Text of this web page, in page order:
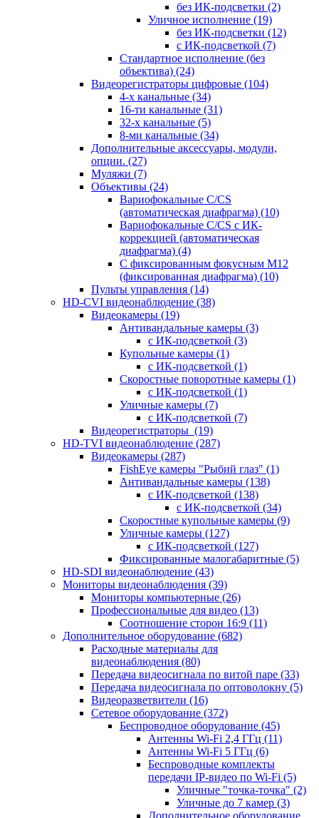
без ИК-подсветки (2)
Уличное исполнение (19)
без ИК-подсветки (12)
с ИК-подсветкой (7)
Стандартное исполнение (без
объектива) (24)
Видеорегистраторы цифровые (104)
4-х канальные (34)
16-ти канальные (31)
32-х канальные (5)
8-ми канальные (34)
Дополнительные аксессуары, модули,
опции. (27)
Муляжи (7)
Объективы (24)
Вариофокальные C/CS
(автоматическая диафрагма) (10)
Вариофокальные C/CS с ИК-
коррекцией (автоматическая
диафрагма) (4)
С фиксированным фокусным М12
(фиксированная диафрагма) (10)
Пульты управления (14)
HD-CVI видеонаблюдение (38)
Видеокамеры (19)
Антивандальные камеры (3)
с ИК-подсветкой (3)
Купольные камеры (1)
с ИК-подсветкой (1)
Скоростные поворотные камеры (1)
с ИК-подсветкой (1)
Уличные камеры (7)
с ИК-подсветкой (7)
Видеорегистраторы (19)
HD-TVI видеонаблюдение (287)
Видеокамеры (287)
FishEye камеры "Рыбий глаз" (1)
Антивандальные камеры (138)
с ИК-подсветкой (138)
с ИК-подсветкой (34)
Скоростные купольные камеры (9)
Уличные камеры (127)
с ИК-подсветкой (127)
Фиксированные малогабаритные (5)
HD-SDI видеонаблюдение (43)
Мониторы видеонаблюдения (39)
Мониторы компьютерные (26)
Профессиональные для видео (13)
Соотношение сторон 16:9 (11)
Дополнительное оборудование (682)
Расходные материалы для
видеонаблюдения (80)
Передача видеосигнала по витой паре (33)
Передача видеосигнала по оптоволокну (5)
Видеоразветвители (16)
Сетевое оборудование (372)
Беспроводное оборудование (45)
Антенны Wi-Fi 2,4 ГГц (11)
Антенны Wi-Fi 5 ГГц (6)
Беспроводные комплекты
передачи IP-видео по Wi-Fi (5)
Уличные "точка-точка" (2)
Уличные до 7 камер (3)
Дополнительное оборудование